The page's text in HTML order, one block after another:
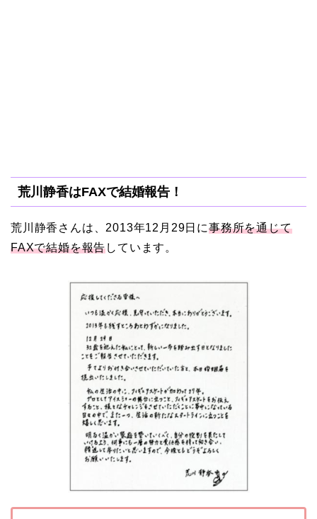
荒川静香はFAXで結婚報告！
荒川静香さんは、2013年12月29日に事務所を通じて
FAXで結婚を報告しています。